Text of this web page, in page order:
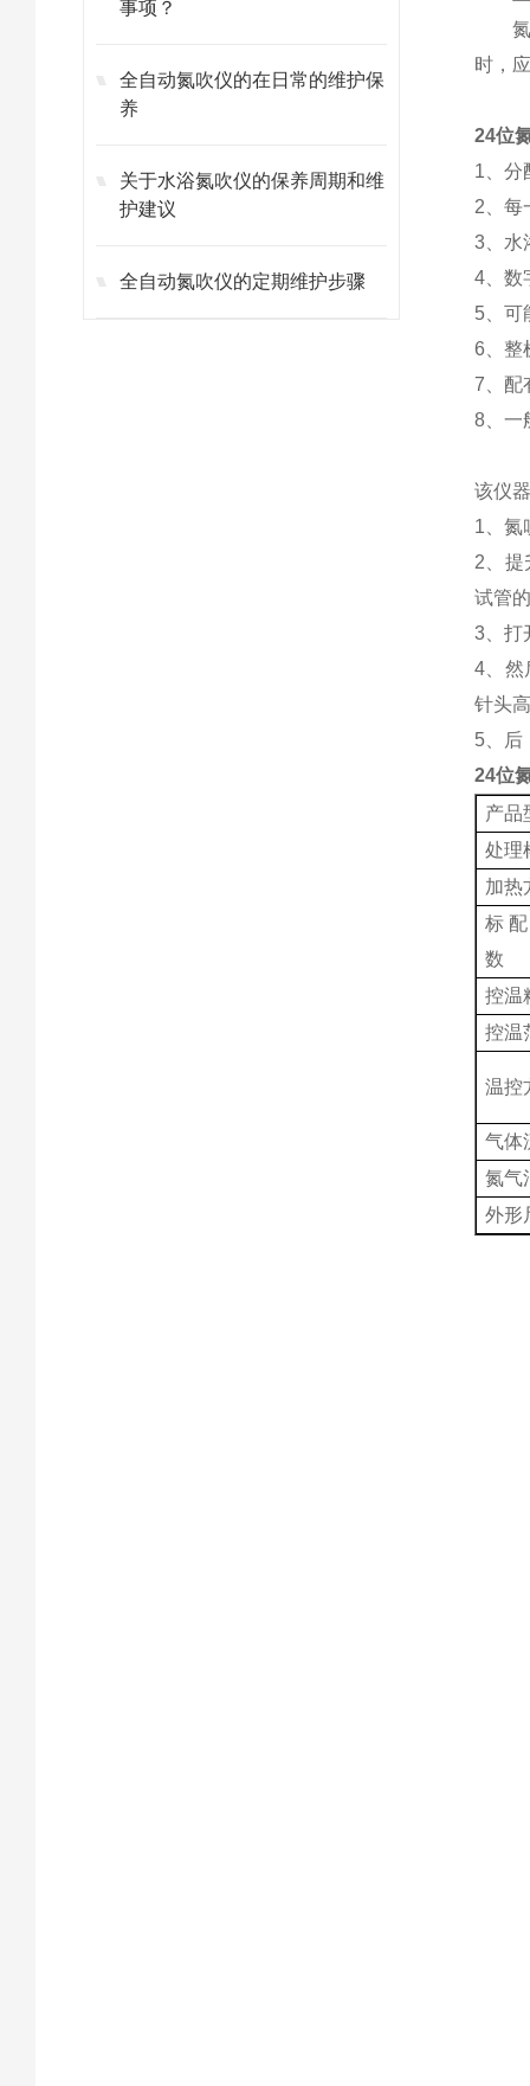
事项？
全自动氮吹仪的在日常的维护保
养
关于水浴氮吹仪的保养周期和维
护建议
全自动氮吹仪的定期维护步骤
氮吹
时，
24位
1、分
2、每
3、水
4、数
5、可
6、整
7、配
8、一
该仪
1、氮
2、提
试管
3、打
4、然
针头
5、后
24位
产品
处理
加热
标
数
控温
控温
温控
气体
氮气
外形